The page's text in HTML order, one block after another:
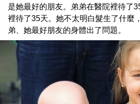
是她最好的朋友。弟弟在醫院裡待了
裡待了35天。她不太明白髮生了什麼
弟、她最好朋友的身體出了問題。